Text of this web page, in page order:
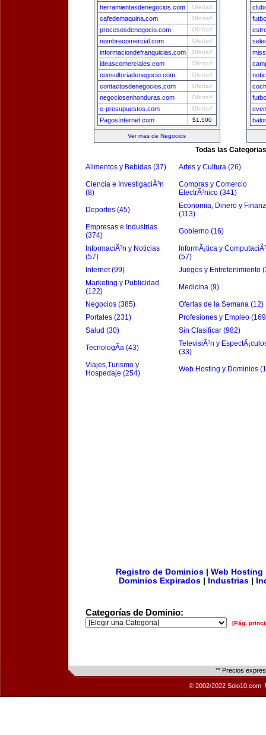
herramientasdenegocios.com Ofertar!
cafedemaquina.com Ofertar!
procesosdenegocio.com Ofertar!
nombrecomercial.com Ofertar!
informaciondefranquicias.com Ofertar!
ideascomerciales.com Ofertar!
consultoriadenegocio.com Ofertar!
contactosdenegocios.com Ofertar!
negociosenhonduras.com Ofertar!
e-presupuestos.com Ofertar!
PagosInternet.com $1,500
Ver mas de Negocios
Todas las Categorias
Alimentos y Bebidas (37) Artes y Cultura (26)
Ciencia e InvestigaciÃ³n
(8)
Compras y Comercio
ElectrÃ³nico (341)
Deportes (45)
Economia, Dinero y
(113)
Empresas e Industrias
(374)
Gobierno (16)
InformaciÃ³n y Noticias
(57)
InformÃ¡tica y
(57)
Internet (99)
Juegos y Entretenimiento
Marketing y Publicidad
(122)
Medicina (9)
Negocios (385)
Ofertas de la Semana (12)
Portales (231)
Profesiones y Empleo
Salud (30)
Sin Clasificar (982)
TecnologÃ­a (43)
TelevisiÃ³n y
(33)
Viajes,Turismo y
Hospedaje (254)
Web Hosting y Dominios
Registro de Dominios| Web Hosting
Dominios Expirados
Industrias
Categorías de Dominio:
[Pág.
** Precios
© 2002/2022 Solo10.com